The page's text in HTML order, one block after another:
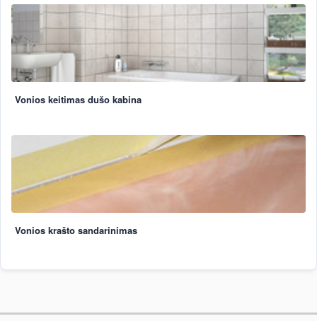
Vonios keitimas dušo kabina
Vonios krašto sandarinimas